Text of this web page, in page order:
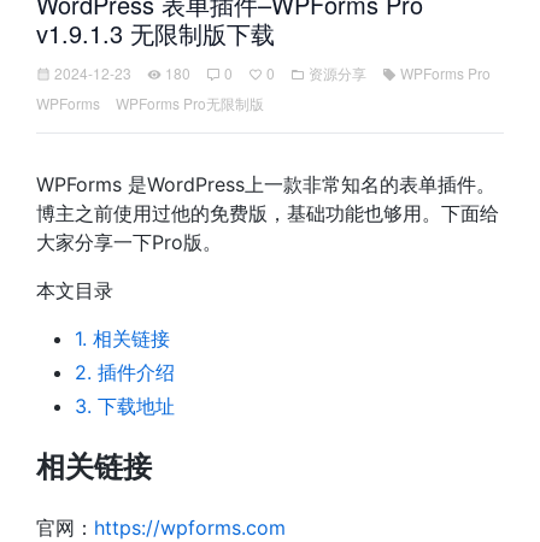
v1.9.1.3 无限制版下载
2024-12-23 180 0 0 资源分享
WPForms Pro
WPForms
WPForms Pro无限制版
WPForms 是WordPress上一款非常知名的表单插件。
博主之前使用过他的免费版，基础功能也够用。下面给
大家分享一下Pro版。
本文目录
1. 相关链接
2. 插件介绍
3. 下载地址
相关链接
官网： https://wpforms.com